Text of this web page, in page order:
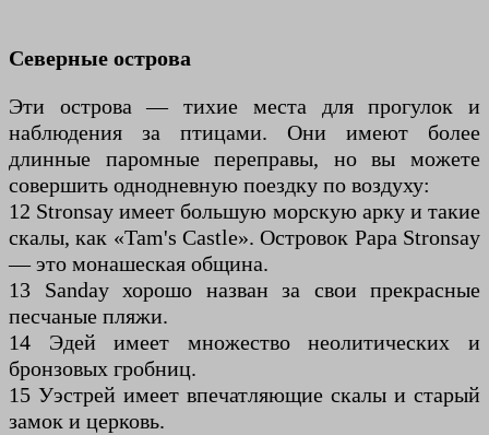
Северные острова
Эти острова — тихие места для прогулок и
наблюдения за птицами. Они имеют более
длинные паромные переправы, но вы можете
совершить однодневную поездку по воздуху:
12 Stronsay имеет большую морскую арку и такие
скалы, как «Tam's Castle». Островок Papa Stronsay
— это монашеская община.
13 Sanday хорошо назван за свои прекрасные
песчаные пляжи.
14 Эдей имеет множество неолитических и
бронзовых гробниц.
15 Уэстрей имеет впечатляющие скалы и старый
замок и церковь.